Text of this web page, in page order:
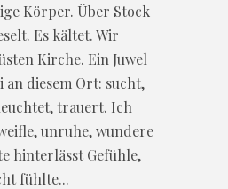
Körper. Über Stock
Es kältet. Wir
Kirche. Ein Juwel
an diesem Ort: sucht,
trauert. Ich
unruhe, wundere
hinterlässt Gefühle,
fühlte...